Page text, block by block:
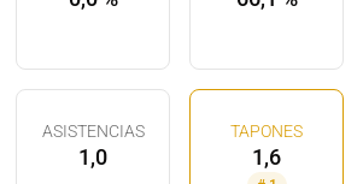
ASISTENCIAS
1,0
TAPONES
1,6